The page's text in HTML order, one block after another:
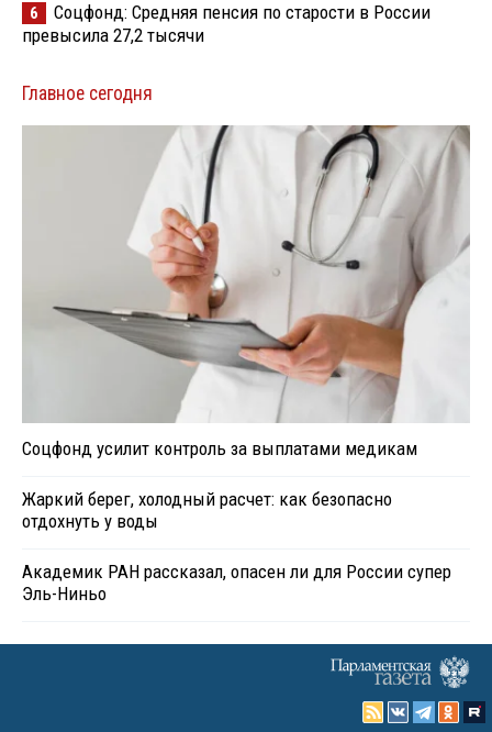
6
Соцфонд: Средняя пенсия по старости в России
превысила 27,2 тысячи
Главное сегодня
Соцфонд усилит контроль за выплатами медикам
Жаркий берег, холодный расчет: как безопасно
отдохнуть у воды
Академик РАН рассказал, опасен ли для России супер
Эль-Ниньо